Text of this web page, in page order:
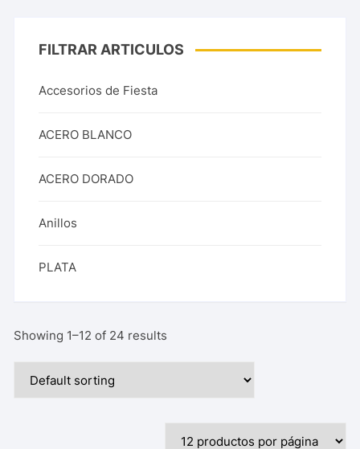
Showing 1–12 of 24 results
FILTRAR ARTICULOS
Accesorios de Fiesta
ACERO BLANCO
ACERO DORADO
Anillos
PLATA